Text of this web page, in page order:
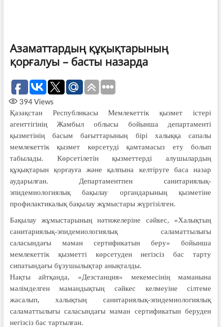
Азаматтардың құқықтарының
қорғалуы – басты назарда
394Views
Қазақстан Республикасы Мемлекеттік қызмет істері
агенттігінің Жамбыл облысы бойынша департаменті
қызметінің басым бағыттарының бірі халыққа сапалы
мемлекеттік қызмет көрсетуді қамтамасыз ету болып
табылады. Көрсетілетін қызметтерді алушылардың
құқықтарын қорғауға және қалпына келтіруге баса назар
аударылған. Департаментпен санитариялық-
эпидемиологиялық бақылау органдарының қызметіне
профилактикалық бақылау жұмыстары жүргізілген.
Бақылау жұмыстарының нәтижелеріне сәйкес, «Халықтың
санитариялық-эпидемиологиялық саламаттылығы
саласындағы маман сертификатын беру» бойынша
мемлекеттік қызметті көрсетуден негізсіз бас тарту
сипатындағы бұзушылықтар анықталды.
Нақты айтқанда, «Дезстанция» мекемесінің маманына
мәлімделген мамандықтың сәйкес келмеуіне сілтеме
жасалып, халықтың санитариялық-эпидемиологиялық
саламаттылығы саласындағы маман сертификатын беруден
негізсіз бас тартылған.